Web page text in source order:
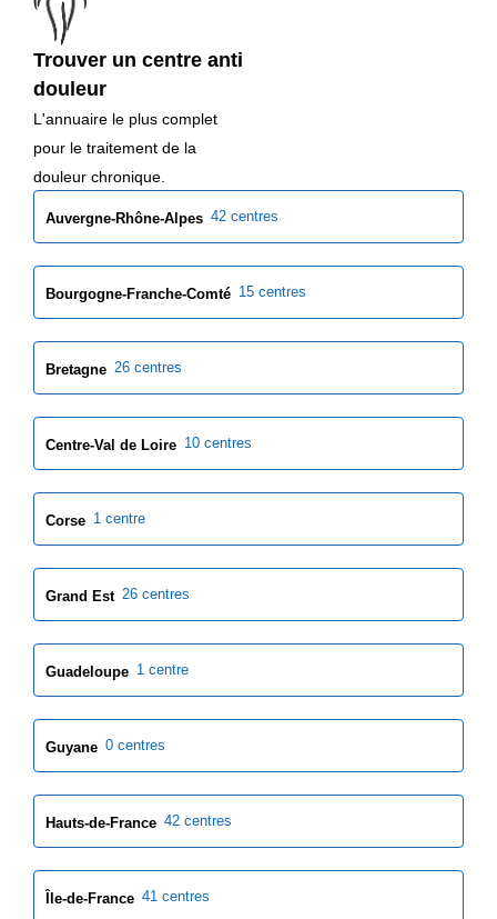
Trouver un centre anti
douleur
L'annuaire le plus complet
pour le traitement de la
douleur chronique.
Auvergne-Rhône-Alpes 42 centres
Bourgogne-Franche-Comté 15 centres
Bretagne 26 centres
Centre-Val de Loire 10 centres
Corse 1 centre
Grand Est 26 centres
Guadeloupe 1 centre
Guyane 0 centres
Hauts-de-France 42 centres
Île-de-France 41 centres